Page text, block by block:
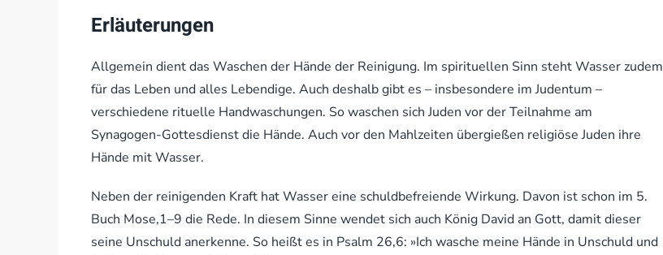
Erläuterungen
Allgemein dient das Waschen der Hände der Reinigung. Im spirituellen Sinn steht Wasser zudem
für das Leben und alles Lebendige. Auch deshalb gibt es – insbesondere im Judentum –
verschiedene rituelle Handwaschungen. So waschen sich Juden vor der Teilnahme am
Synagogen-Gottesdienst die Hände. Auch vor den Mahlzeiten übergießen religiöse Juden ihre
Hände mit Wasser.
Neben der reinigenden Kraft hat Wasser eine schuldbefreiende Wirkung. Davon ist schon im 5.
Buch Mose,1–9 die Rede. In diesem Sinne wendet sich auch König David an Gott, damit dieser
seine Unschuld anerkenne. So heißt es in Psalm 26,6: »Ich wasche meine Hände in Unschuld und